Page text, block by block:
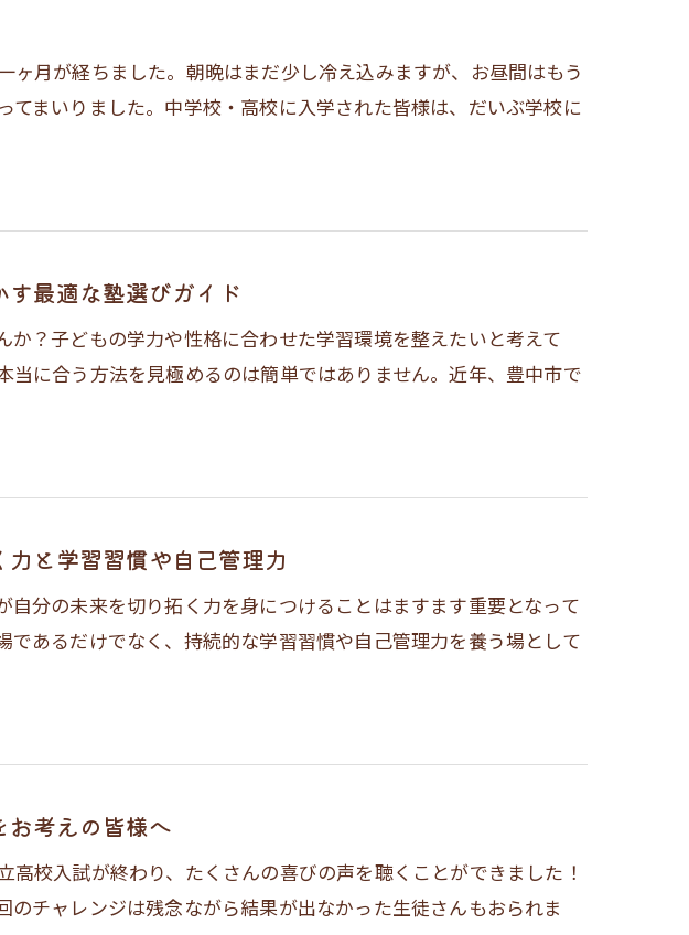
ヶ月が経ちました。朝晩はまだ少し冷え込みますが、お昼間はもう
てまいりました。中学校・高校に入学された皆様は、だいぶ学校に
最適な塾選びガイド
か？子どもの学力や性格に合わせた学習環境を整えたいと考えて
当に合う方法を見極めるのは簡単ではありません。近年、豊中市で
と学習習慣や自己管理力
自分の未来を切り拓く力を身につけることはますます重要となって
であるだけでなく、持続的な学習習慣や自己管理力を養う場として
お考えの皆様へ
高校入試が終わり、たくさんの喜びの声を聴くことができました！
のチャレンジは残念ながら結果が出なかった生徒さんもおられま